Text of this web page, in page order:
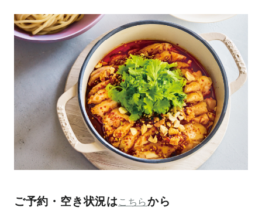
ご予約・空き状況は こちらから